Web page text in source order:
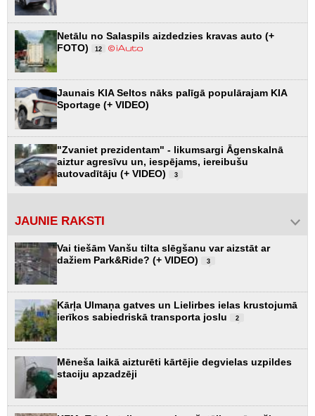
Netālu no Salaspils aizdedzies kravas auto (+
FOTO)
12
Jaunais KIA Seltos nāks palīgā populārajam KIA
Sportage (+ VIDEO)
"Zvaniet prezidentam" - likumsargi Āgenskalnā
aiztur agresīvu un, iespējams, iereibušu
autovadītāju (+ VIDEO)
3
JAUNIE RAKSTI
Vai tiešām Vanšu tilta slēgšanu var aizstāt ar
dažiem Park&Ride? (+ VIDEO)
3
Kārļa Ulmaņa gatves un Lielirbes ielas krustojumā
ierīkos sabiedriskā transporta joslu
2
Mēneša laikā aizturēti kārtējie degvielas uzpildes
staciju apzadzēji